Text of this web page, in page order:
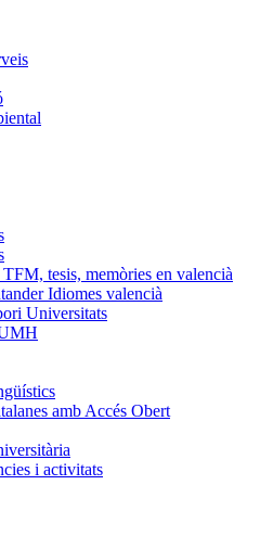
tesis, memòries en valencià
Idiomes valencià
Universitats
amb Accés Obert
i activitats